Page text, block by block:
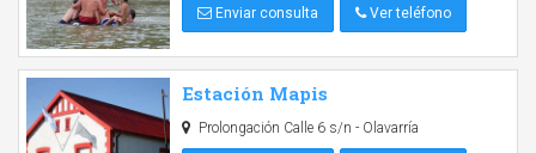
Enviar consulta Ver teléfono
Estación Mapis
Prolongación Calle 6 s/n - Olavarría